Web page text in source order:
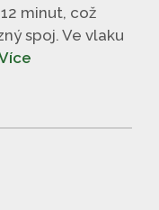
minut, což
spoj. Ve vlaku